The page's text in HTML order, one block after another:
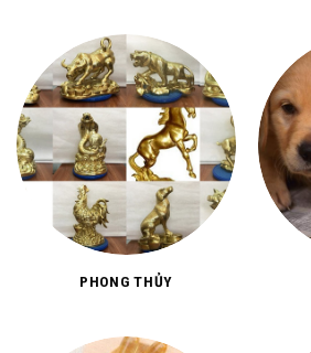
PHONG THỦY